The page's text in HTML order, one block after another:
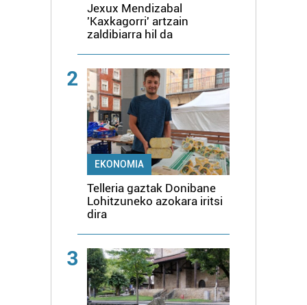
Jexux Mendizabal
'Kaxkagorri' artzain
zaldibiarra hil da
2
EKONOMIA
Telleria gaztak Donibane
Lohitzuneko azokara iritsi
dira
3